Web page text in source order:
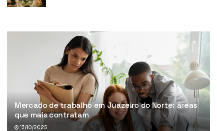
Mercado de trabalho em Juazeiro do Norte: áreas
que mais contratam
13/10/2025